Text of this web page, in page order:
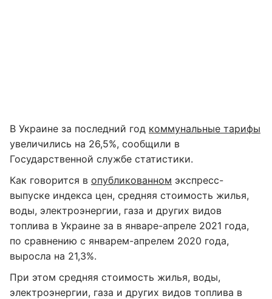
В Украине за последний год коммунальные тарифы
увеличились на 26,5%, сообщили в
Государственной службе статистики.
Как говорится в опубликованном экспресс-
выпуске индекса цен, средняя стоимость жилья,
воды, электроэнергии, газа и других видов
топлива в Украине за в январе-апреле 2021 года,
по сравнению с январем-апрелем 2020 года,
выросла на 21,3%.
При этом средняя стоимость жилья, воды,
электроэнергии, газа и других видов топлива в